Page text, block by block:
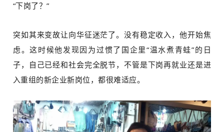
“下岗了？”
突如其来变故让向华征迷茫了。没有稳定收入，他开始焦
虑。这时候他发现因为过惯了国企里“温水煮青蛙”的日
子，自己已经和社会完全脱节，不管是下岗再就业还是进
入重组的新企业新岗位，都很难适应。